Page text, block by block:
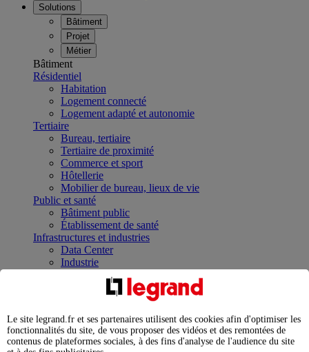
Solutions
Bâtiment
Projet
Métier
Bâtiment
Résidentiel
Habitation
Logement connecté
Logement adapté et autonomie
Tertiaire
Bureau, tertiaire
Tertiaire de proximité
Commerce et sport
Hôtellerie
Mobilier de bureau, lieux de vie
Public et santé
Bâtiment public
Établissement de santé
Infrastructures et industries
Data Center
Industrie
Infrastructures
Contrôler et planifier le fonctionnement des appareils
Répartir et optimiser son tableau électrique
Legrand Data Center Solutions : concentrer les
expertises au service de vos performances
Le site legrand.fr et ses partenaires utilisent des cookies afin d'optimiser les
fonctionnalités du site, de vous proposer des vidéos et des remontées de
contenus de plateformes sociales, à des fins d'analyse de l'audience du site